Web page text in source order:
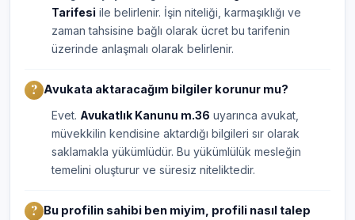
Tarifesi ile belirlenir. İşin niteliği, karmaşıklığı ve
zaman tahsisine bağlı olarak ücret bu tarifenin
üzerinde anlaşmalı olarak belirlenir.
Avukata aktaracağım bilgiler korunur mu?
Evet. Avukatlık Kanunu m.36 uyarınca avukat,
müvekkilin kendisine aktardığı bilgileri sır olarak
saklamakla yükümlüdür. Bu yükümlülük mesleğin
temelini oluşturur ve süresiz niteliktedir.
Bu profilin sahibi ben miyim, profili nasıl talep